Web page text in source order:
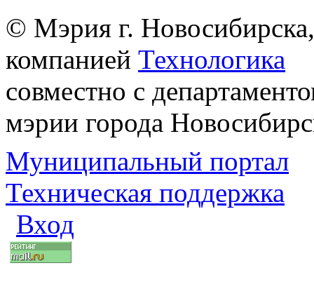
© Мэрия г.
компанией Технологика
совместно с
мэрии города
Муниципальный портал
Техническая поддержка
Вход